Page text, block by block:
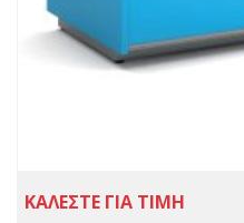
ΚΑΛΕΣΤΕ ΓΙΑ ΤΙΜΗ